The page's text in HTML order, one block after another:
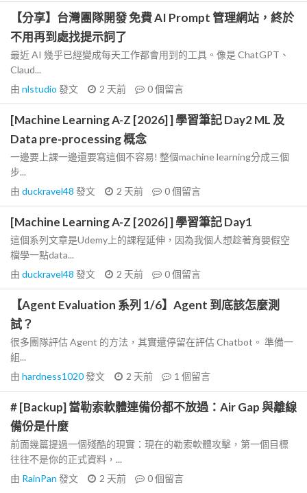
【分享】台灣團隊開發 免費 AI Prompt 管理網站，終於
不用再到處找提示詞了
最近 AI 幾乎已經變成每天工作都會用到的工具。像是 ChatGPT、
Claud...
由 nlstudio 發文 2 天前 0個留言
[Machine Learning A-Z [2026] ] 學習筆記 Day2 ML 及
Data pre-processing 概念
一邊要上課一邊還要寫這個不容易! 整個machine learning分成三個
步...
由 duckravel48 發文 2 天前 0個留言
[Machine Learning A-Z [2026] ] 學習筆記 Day1
這個系列文章是Udemy上的課程延伸，因為我個人想趁著育嬰假空
檔學一點data...
由 duckravel48 發文 2 天前 0個留言
【Agent Evaluation 系列 1/6】Agent 到底該怎麼測
試？
很多團隊評估 Agent 的方法，其實還停留在評估 Chatbot。 準備一
組...
由 hardness1020發文 2 天前 1 個留言
# [Backup] 當勒索軟體連備份都不放過：Air Gap 與離線
備份是什麼
前面幾篇提過一個殘酷的現實：現在的勒索軟體攻擊，第一個目標
往往不是你的正式資料，...
由 RainPan 發文 2 天前 0個留言